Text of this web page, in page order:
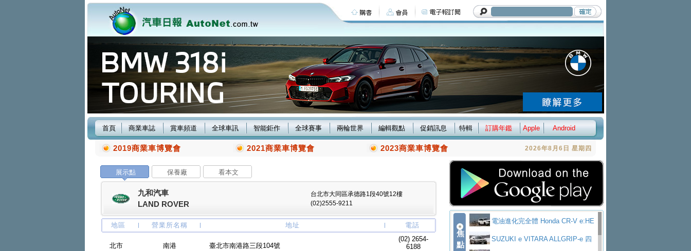
首頁 商業車誌 賞車頻道 全球車訊 智能鉅作 全球賽事 兩輪世界 編輯觀點 促銷訊息 特輯 訂購年鑑 Apple Android
2019商業車博覽會 2021商業車博覽會 2023商業車博覽會 2026年8月6日 星期四
展示點 保養廠 看本文
九和汽車
LAND ROVER
台北市大同區承德路1段40號12樓
(02)2555-9211
地區 營業所名稱 地址 電話
北市 南港 臺北市南港路三段104號
(02) 2654-
6188
焦
點
電油進化完全體 Honda CR-V e:HE
V PrestigeSUZUKI e VITARA ALLGRIP-e 四